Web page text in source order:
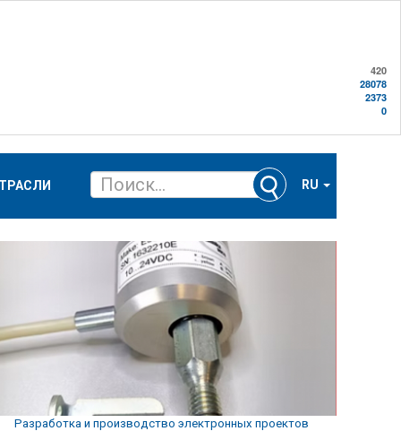
420
28078
2373
0
RU
Разработка и производство электронных проектов